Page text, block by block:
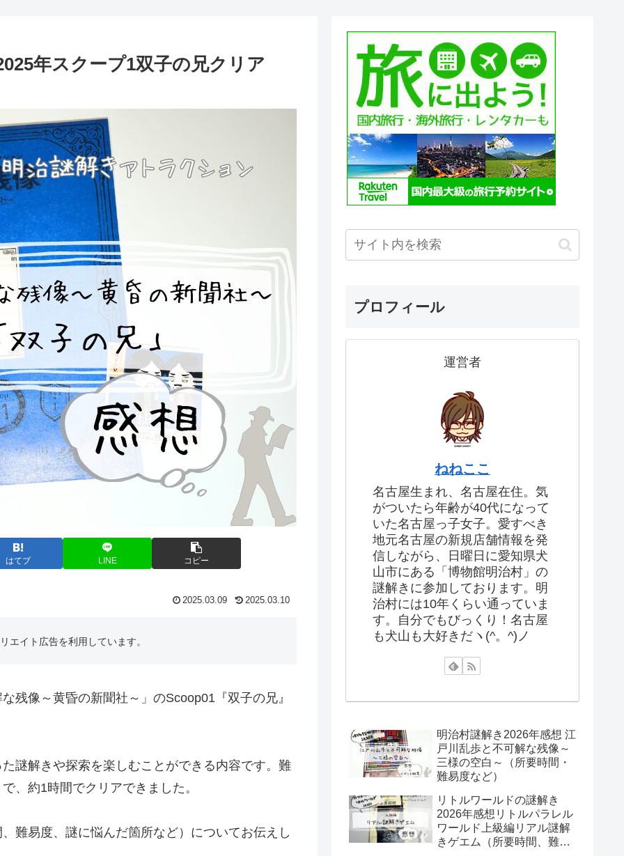
年スクープ1双子の兄クリア
はてブ LINE コピー
2025.03.09 2025.03.10
エイト広告を利用しています。
残像～黄昏の新聞社～」のScoop01『双子の兄』
謎解きや探索を楽しむことができる内容です。難
、約1時間でクリアできました。
難易度、謎に悩んだ箇所など）についてお伝えし
プロフィール
運営者
ねねここ
名古屋生まれ、名古屋在住。気
がついたら年齢が40代になって
いた名古屋っ子女子。愛すべき
地元名古屋の新規店舗情報を発
信しながら、日曜日に愛知県犬
山市にある「博物館明治村」の
謎解きに参加しております。明
治村には10年くらい通っていま
す。自分でもびっくり！名古屋
も犬山も大好きだヽ(^。^)ノ
明治村謎解き2026年感想 江
戸川乱歩と不可解な残像～
三様の空白～（所要時間・
難易度など）
リトルワールドの謎解き
2026年感想リトルパラレル
ワールド上級編リアル謎解
きゲエム（所要時間、難易